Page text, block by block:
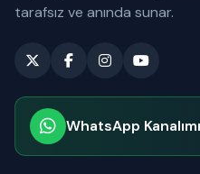
tarafsız ve anında sunar.
WhatsApp